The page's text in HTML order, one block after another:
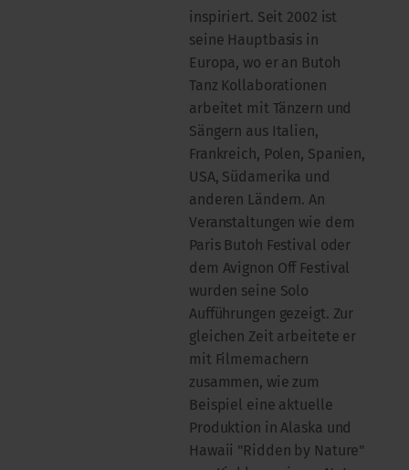
inspiriert. Seit 2002 ist
seine Hauptbasis in
Europa, wo er an Butoh
Tanz Kollaborationen
arbeitet mit Tänzern und
Sängern aus Italien,
Frankreich, Polen, Spanien,
USA, Südamerika und
anderen Ländern. An
Veranstaltungen wie dem
Paris Butoh Festival oder
dem Avignon Off Festival
wurden seine Solo
Aufführungen gezeigt. Zur
gleichen Zeit arbeitete er
mit Filmemachern
zusammen, wie zum
Beispiel eine aktuelle
Produktion in Alaska und
Hawaii "Ridden by Nature"